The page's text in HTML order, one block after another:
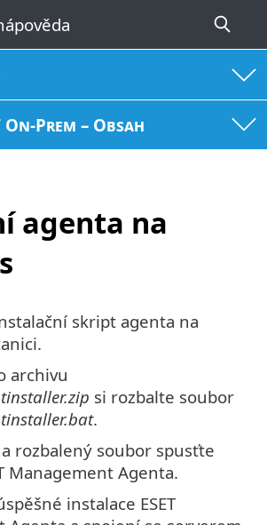
On-Prem – Obsah
agenta na
skript agenta na
archivu
si rozbalte soubor
.
rozbalený soubor spusťte
Management Agenta.
instalace ESET